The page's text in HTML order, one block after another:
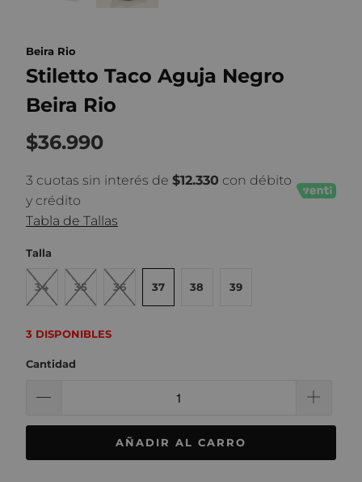
Beira Rio
Stiletto Taco Aguja Negro
Beira Rio
$36.990
3 cuotas sin interés de $12.330 con débito
y crédito
Tabla de Tallas
Talla
34 35 36 37 38 39
3 DISPONIBLES
Cantidad
AÑADIR AL CARRO